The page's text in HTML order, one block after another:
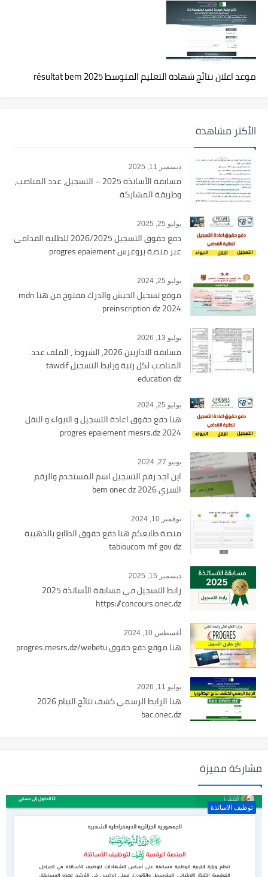
موعد اعلان نتائج شهادة التعليم المتوسط 2025 résultat bem
الأكثر مشاهدة
ديسمبر 11, 2025
مسابقة الأساتذة 2025 – التسجيل، عدد المناصب،
وطريقة المشاركة
يوليو 25, 2025
دفع حقوق التسجيل 2026/2025 للطلبة القدامى
عبر منصة بروغرس progres epaiement
يوليو 25, 2024
موقع تسجيل الجيش والدرك مفتوح من هنا mdn
preinscription dz 2024
يوليو 13, 2026
مسابقة الاداريين 2026, الشروط ، الملف عدد
المناصب لكل رتبة ورابط التسجيل tawdif
education dz
يوليو 25, 2024
هنا دفع حقوق اعادة التسجيل و الايواء و النقل
2024 progres epaiement mesrs.dz
يونيو 27, 2024
اين اجد رقم التسجيل اسم المستخدم والرقم
السري bem onec dz 2026
نوفمبر 10, 2024
منصة طابعكم هنا دفع حقوق الطابع بالذهبية
tabioucom mf gov dz
ديسمبر 15, 2025
رابط التسجيل في مسابقة الأساتذة 2025
https://concours.onec.dz
أغسطس 10, 2024
هنا موقع دفع حقوق progres.mesrs.dz/webetu
يوليو 11, 2026
هنا الرابط الرسمي كشف نتائج البيام 2026
bac.onec.dz
مشاركة مميزة
توظيف الاساتذة